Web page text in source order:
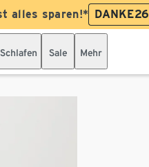
alles sparen!* DANKE26
Schlafen Sale Mehr